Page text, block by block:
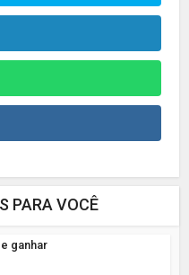
PARA VOCÊ
ganhar